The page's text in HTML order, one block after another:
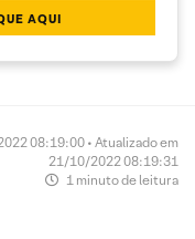
AQUI
08:19:00 • Atualizado em
21/10/2022 08:19:31
1 minuto de leitura